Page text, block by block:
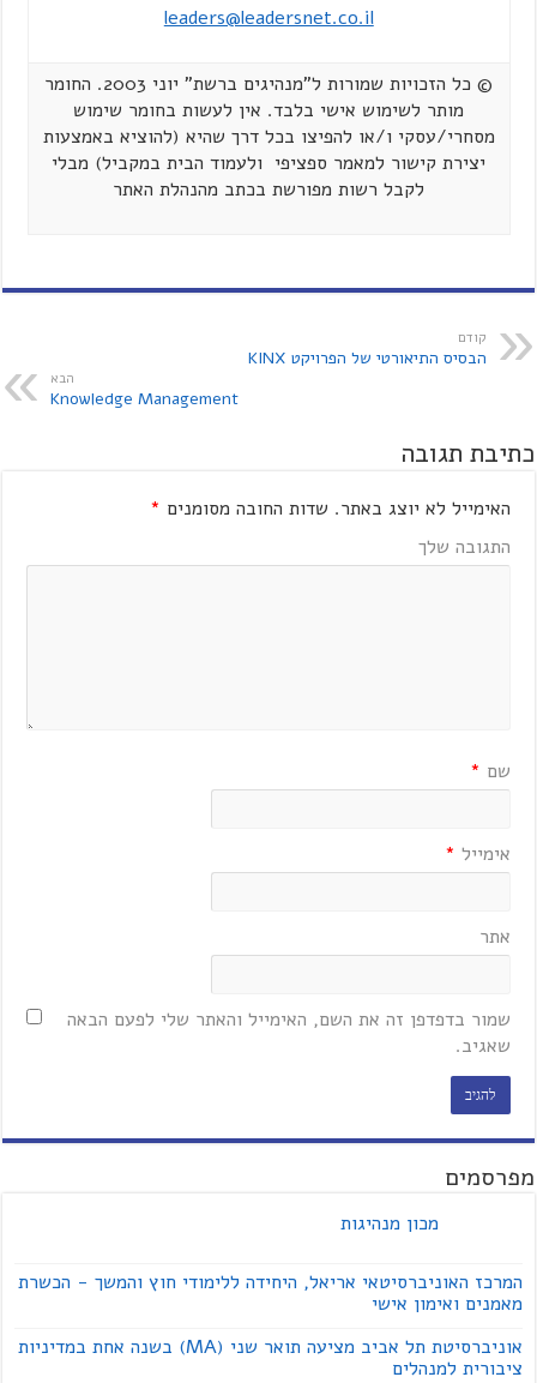
leaders@leadersnet.co.il
© כל הזכויות שמורות ל"מנהיגים ברשת" יוני 2003. החומר
מותר לשימוש אישי בלבד. אין לעשות בחומר שימוש
מסחרי/עסקי ו/או להפיצו בכל דרך שהיא (להוציא באמצעות
יצירת קישור למאמר ספציפי ולעמוד הבית במקביל) מבלי
לקבל רשות מפורשת בכתב מהנהלת האתר
קודם
הבסיס התיאורטי של הפרויקט KINX
הבא
Knowledge Management
כתיבת תגובה
האימייל לא יוצג באתר. שדות החובה מסומנים *
התגובה שלך
שם *
אימייל *
אתר
שמור בדפדפן זה את השם, האימייל והאתר שלי לפעם הבאה
שאגיב.
מפרסמים
מכון מנהיגות
המרכז האוניברסיטאי אריאל, היחידה ללימודי חוץ והמשך - הכשרת
מאמנים ואימון אישי
אוניברסיטת תל אביב מציעה תואר שני (MA) בשנה אחת במדיניות
ציבורית למנהלים